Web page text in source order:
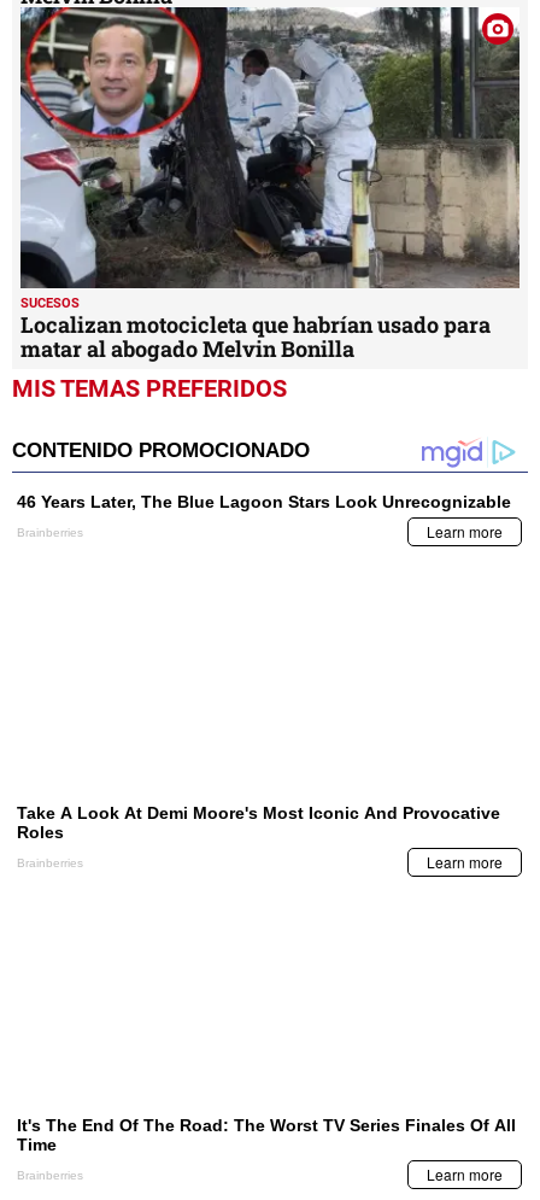
SUCESOS
Localizan motocicleta que habrían usado para
matar al abogado Melvin Bonilla
MIS TEMAS PREFERIDOS